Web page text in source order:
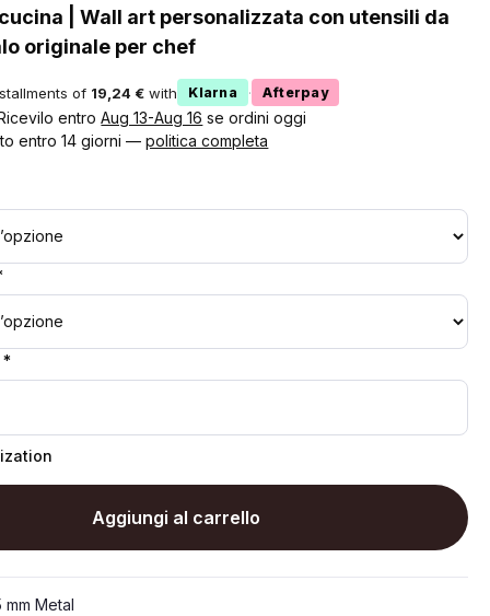
| Wall art personalizzata con utensili da
originale per chef
of 19,24 € with Klarna · Afterpay
entroAug 13-Aug 16 se ordini oggi
entro 14 giorni —politica completa
Aggiungi al carrello
mm Metal